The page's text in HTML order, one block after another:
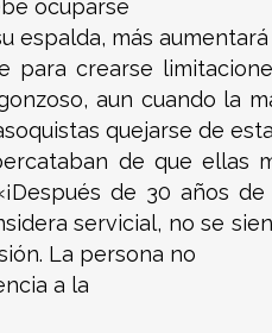
ocuparse
espalda, más aumentará
crearse
aun cuando la
quejarse de
de que ellas
de 30 años
servicial, no se
La persona no
a la